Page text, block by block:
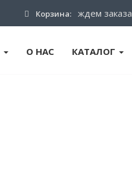
Корзина: ждем заказа
О НАС КАТАЛОГ